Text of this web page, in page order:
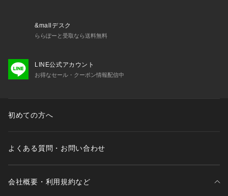
&mallデスク
ららぽーと受取なら送料無料
LINE公式アカウント
お得なセール・クーポン情報配信中
初めての方へ
よくある質問・お問い合わせ
会社概要・利用規約など